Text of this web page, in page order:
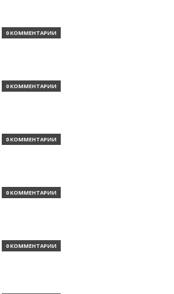
0 КОММЕНТАРИИ
0 КОММЕНТАРИИ
0 КОММЕНТАРИИ
0 КОММЕНТАРИИ
0 КОММЕНТАРИИ